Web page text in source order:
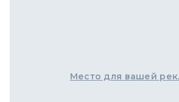
Место для вашей